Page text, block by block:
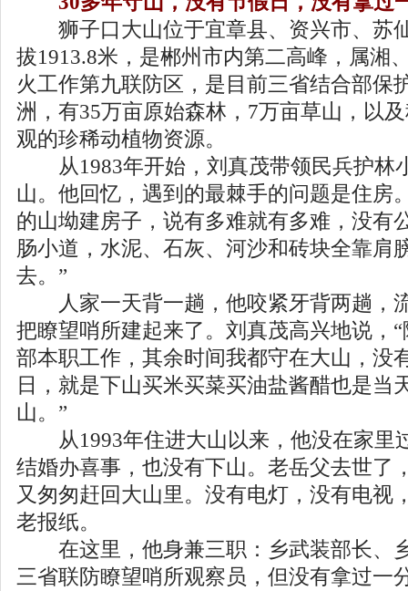
狮子口大山位于宜章县、资兴市、苏
拔1913.8米，是郴州市内第二高峰，属湘
火工作第九联防区，是目前三省结合部保
洲，有35万亩原始森林，7万亩草山，以
观的珍稀动植物资源。
从1983年开始，刘真茂带领民兵护林
山。他回忆，遇到的最棘手的问题是住房
的山坳建房子，说有多难就有多难，没有
肠小道，水泥、石灰、河沙和砖块全靠肩
去。”
人家一天背一趟，他咬紧牙背两趟，
把瞭望哨所建起来了。刘真茂高兴地说，
部本职工作，其余时间我都守在大山，没
日，就是下山买米买菜买油盐酱醋也是当
山。”
从1993年住进大山以来，他没在家里
结婚办喜事，也没有下山。老岳父去世了
又匆匆赶回大山里。没有电灯，没有电视
老报纸。
在这里，他身兼三职：乡武装部长、
三省联防瞭望哨所观察员，但没有拿过一